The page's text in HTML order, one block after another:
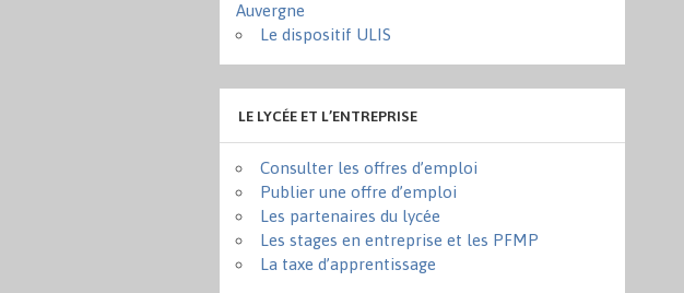
Auvergne
Le dispositif ULIS
LE LYCÉE ET L’ENTREPRISE
Consulter les offres d’emploi
Publier une offre d’emploi
Les partenaires du lycée
Les stages en entreprise et les PFMP
La taxe d’apprentissage